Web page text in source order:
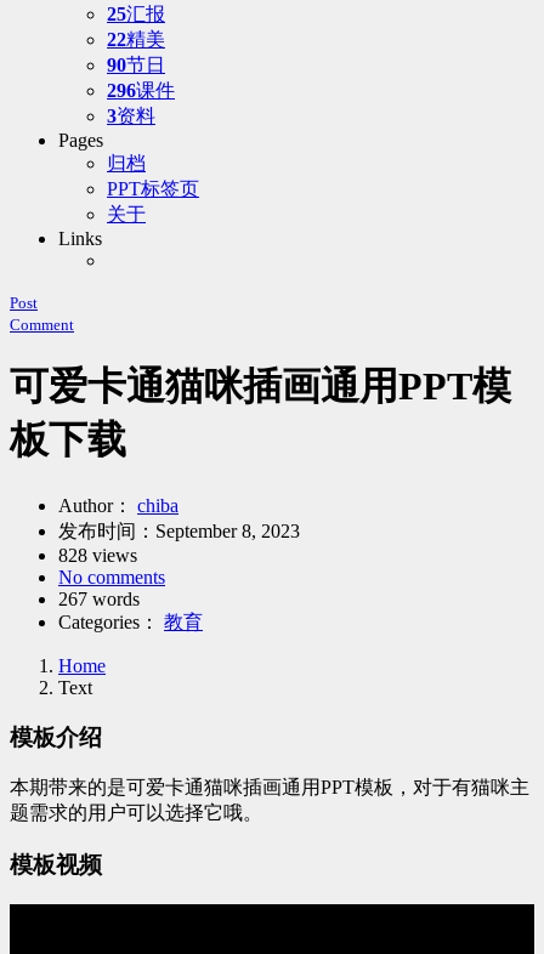
25汇报
22精美
90节日
296课件
3资料
Pages
归档
PPT标签页
关于
Links
Post
Comment
可爱卡通猫咪插画通用PPT模
板下载
Author：
chiba
发布时间： September 8, 2023
828 views
No comments
267 words
Categories：
教育
Home
Text
模板介绍
本期带来的是可爱卡通猫咪插画通用PPT模板，对于有猫咪主
题需求的用户可以选择它哦。
模板视频